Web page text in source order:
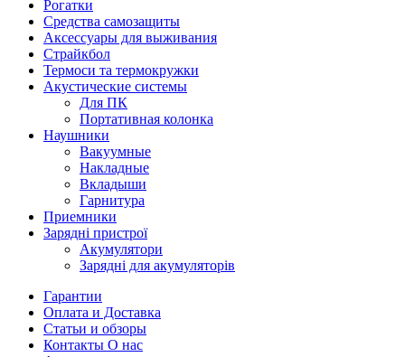
Рогатки
Средства самозащиты
Аксессуары для выживания
Страйкбол
Термоси та термокружки
Акустические системы
Для ПК
Портативная колонка
Наушники
Вакуумные
Накладные
Вкладыши
Гарнитура
Приемники
Зарядні пристрої
Акумулятори
Зарядні для акумуляторів
Гарантии
Оплата и Доставка
Статьи и обзоры
Контакты О нас